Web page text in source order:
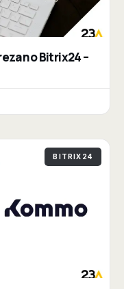
no Bitrix24 –
BITRIX24